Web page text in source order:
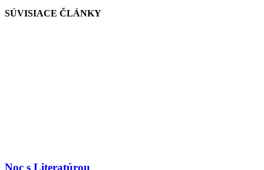
SÚVISIACE ČLÁNKY
Noc s Literatúrou